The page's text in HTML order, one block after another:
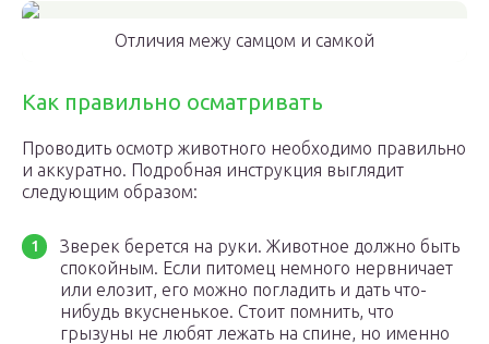
Отличия межу самцом и самкой
Как правильно осматривать
Проводить осмотр животного необходимо правильно
и аккуратно. Подробная инструкция выглядит
следующим образом:
Зверек берется на руки. Животное должно быть
спокойным. Если питомец немного нервничает
или елозит, его можно погладить и дать что-
нибудь вкусненькое. Стоит помнить, что
грызуны не любят лежать на спине, но именно